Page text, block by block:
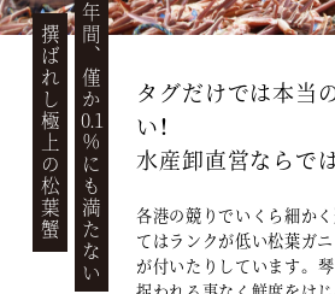
年間、僅か
0.1
％にも満たない
撰ばれし極上の松葉蟹
タグだけでは本当
い！
水産卸直営ならで
各港の競りでいくら細か
てはランクが低い松葉ガ
が付いたりしています。